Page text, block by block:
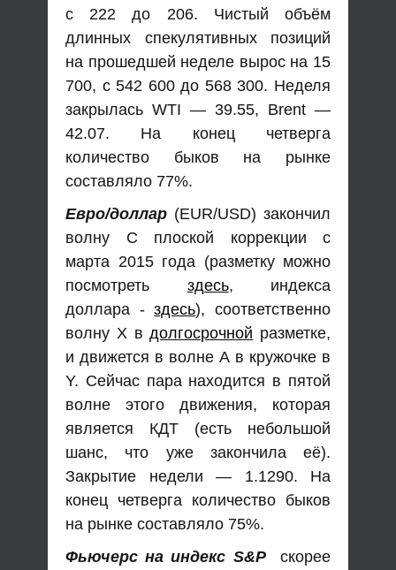
с 222 до 206. Чистый объём
длинных спекулятивных позиций
на прошедшей неделе вырос на 15
700, с 542 600 до 568 300. Неделя
закрылась WTI — 39.55, Brent —
42.07. На конец четверга
количество быков на рынке
составляло 77%.
Евро/доллар (EUR/USD) закончил
волну С плоской коррекции с
марта 2015 года (разметку можно
посмотреть здесь, индекса
доллара -здесь), соответственно
волну Х вдолгосрочной разметке,
и движется в волне А в кружочке в
Y. Сейчас пара находится в пятой
волне этого движения, которая
является КДТ (есть небольшой
шанс, что уже закончила её).
Закрытие недели — 1.1290. На
конец четверга количество быков
на рынке составляло 75%.
Фьючерс на индекс S&Pскорее